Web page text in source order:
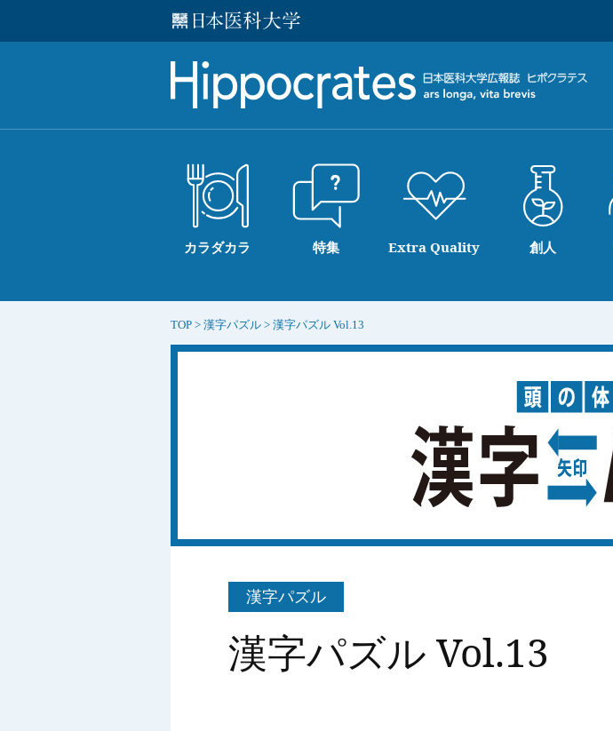
カラダカラ 特集 Extra Quality 創人
TOP > 漢字パズル > 漢字パズル Vol.13
漢字パズル
漢字パズル Vol.13